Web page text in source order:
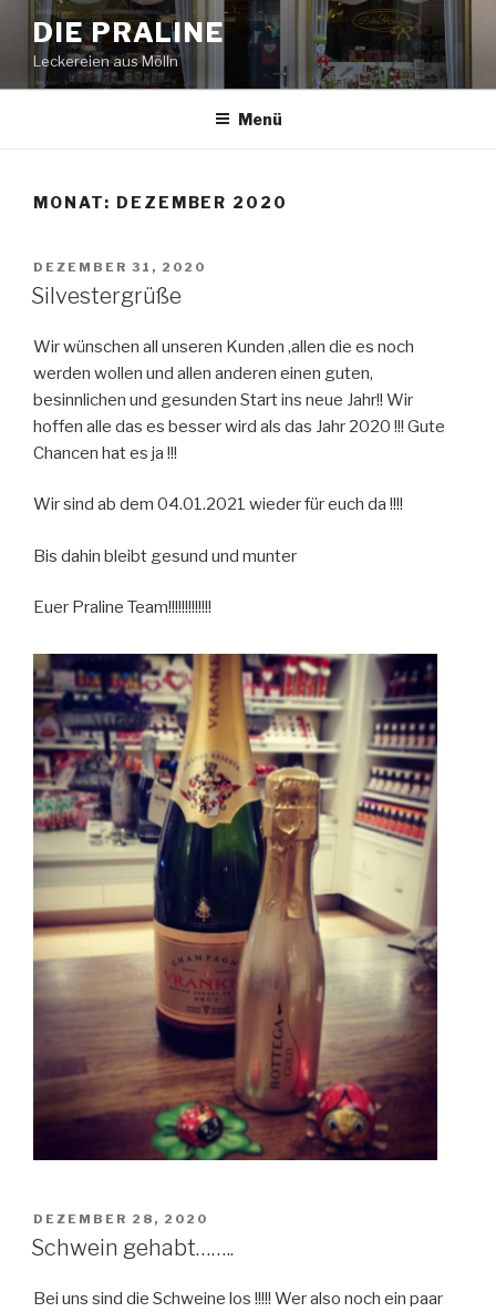
Inhalt
springen
DIE PRALINE
Leckereien aus Mölln
Menü
MONAT: DEZEMBER 2020
VERÖFFENTLICHT
AM
DEZEMBER 31, 2020
Silvestergrüße
Wir wünschen all unseren Kunden ,allen die es noch
werden wollen und allen anderen einen guten,
besinnlichen und gesunden Start ins neue Jahr!! Wir
hoffen alle das es besser wird als das Jahr 2020 !!! Gute
Chancen hat es ja !!!
Wir sind ab dem 04.01.2021 wieder für euch da !!!!
Bis dahin bleibt gesund und munter
Euer Praline Team!!!!!!!!!!!!!
VERÖFFENTLICHT
AM
DEZEMBER 28, 2020
Schwein gehabt……..
Bei uns sind die Schweine los !!!!! Wer also noch ein paar